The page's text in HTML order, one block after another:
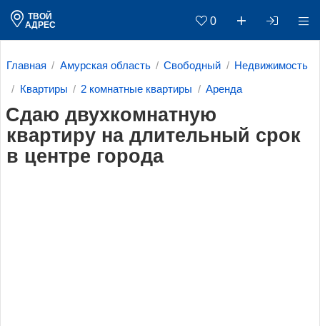
ТВОЙ
АДРЕС
0
Главная Амурская область Свободный Недвижимость
Квартиры 2 комнатные квартиры Аренда
Сдаю двухкомнатную
квартиру на длительный срок
в центре города